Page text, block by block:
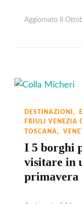
Aggiornato Il
DESTINAZIONI
FRIULI VENEZIA
TOSCANA
I 5 borghi
visitare in
primavera